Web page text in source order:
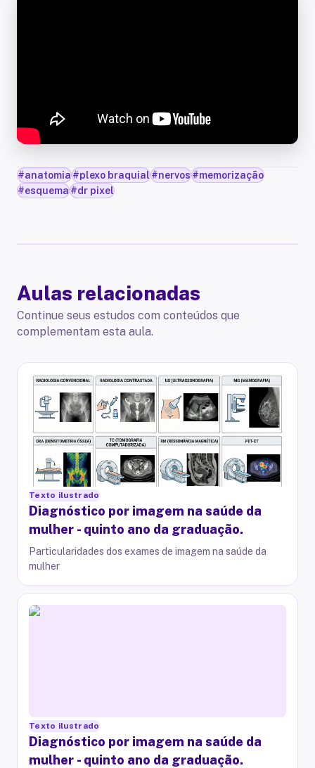
#anatomia#plexo braquial#nervos#memorização
#esquema#dr pixel
Aulas relacionadas
Continue seus estudos com conteúdos que
complementam esta aula.
Texto ilustrado
Diagnóstico por imagem na saúde da
mulher - quinto ano da graduação.
Particularidades dos exames de imagem na saúde da
mulher
Texto ilustrado
Diagnóstico por imagem na saúde da
mulher - quinto ano da graduação.